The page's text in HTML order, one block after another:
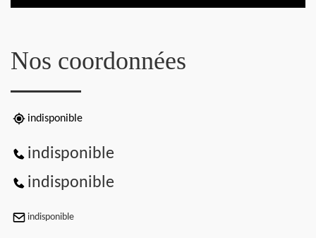
Nos coordonnées
indisponible
indisponible
indisponible
indisponible